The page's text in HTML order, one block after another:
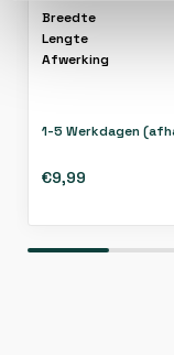
Breedte
Lengte
Afwerking
1-5 Werkdagen
€9,99